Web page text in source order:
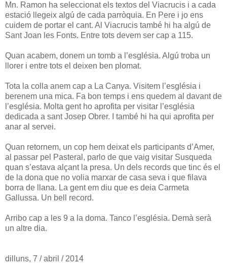
Mn. Ramon ha seleccionat els textos del Viacrucis i a cada
estació llegeix algú de cada parròquia. En Pere i jo ens
cuidem de portar el cant. Al Viacrucis també hi ha algú de
Sant Joan les Fonts. Entre tots devem ser cap a 115.
Quan acabem, donem un tomb a l’església. Algú troba un
llorer i entre tots el deixen ben plomat.
Tota la colla anem cap a La Canya. Visitem l’església i
berenem una mica. Fa bon temps i ens quedem al davant de
l’església. Molta gent ho aprofita per visitar l’església
dedicada a sant Josep Obrer. I també hi ha qui aprofita per
anar al servei.
Quan retornem, un cop hem deixat els participants d’Amer,
al passar pel Pasteral, parlo de que vaig visitar Susqueda
quan s’estava alçant la presa. Un dels records que tinc és el
de la dona que no volia marxar de casa seva i que filava
borra de llana. La gent em diu que es deia Carmeta
Gallussa. Un bell record.
Arribo cap a les 9 a la doma. Tanco l’església. Demà serà
un altre dia.
dilluns, 7 / abril / 2014